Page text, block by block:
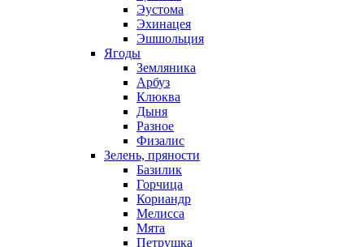
Эустома
Эхинацея
Эшшольция
Ягоды
Земляника
Арбуз
Клюква
Дыня
Разное
Физалис
Зелень, пряности
Базилик
Горчица
Кориандр
Мелисса
Мята
Петрушка